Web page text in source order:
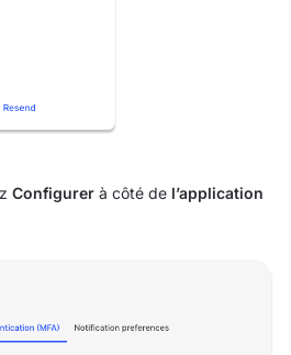
Configurer à côté de l’application